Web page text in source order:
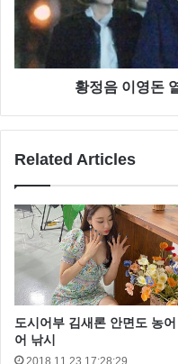
황정음 이영돈
Related Articles
도시어부 김새론 안면도 농
어 낚시